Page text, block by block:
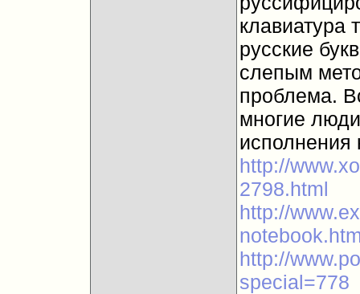
клавиатура
русские
слепым
проблема.
многие
исполнения
http://
2798.html
http://
http://
special=778